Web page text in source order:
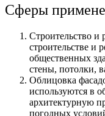
Сферы
Строительство и
строительстве и
общественных
стены, потолки,
Облицовка
используются в
архитектурную
погодных